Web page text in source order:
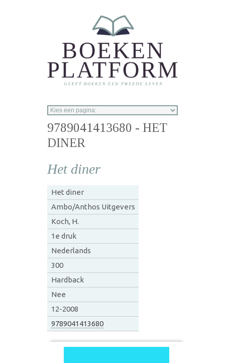
9789041413680 - HET
DINER
Het diner
Het diner
Ambo/Anthos Uitgevers
Koch, H.
1e druk
Nederlands
300
Hardback
Nee
12-2008
9789041413680